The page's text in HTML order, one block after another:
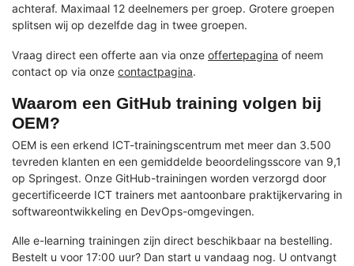
achteraf. Maximaal 12 deelnemers per groep. Grotere groepen
splitsen wij op dezelfde dag in twee groepen.
Vraag direct een offerte aan via onze offertepagina of neem
contact op via onze contactpagina.
Waarom een GitHub training volgen bij
OEM?
OEM is een erkend ICT-trainingscentrum met meer dan 3.500
tevreden klanten en een gemiddelde beoordelingsscore van 9,1
op Springest. Onze GitHub-trainingen worden verzorgd door
gecertificeerde ICT trainers met aantoonbare praktijkervaring in
softwareontwikkeling en DevOps-omgevingen.
Alle e-learning trainingen zijn direct beschikbaar na bestelling.
Bestelt u voor 17:00 uur? Dan start u vandaag nog. U ontvangt